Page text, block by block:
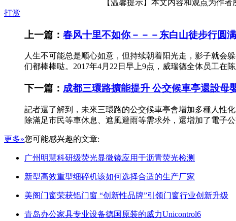
【温馨提示】本文内容和观点为作
打赏
上一篇： 春风十里不如你－－－东白山徒步行圆
人生不可能总是顺心如意，但持续朝着阳光走，影子就会
们都棒棒哒。2017年4月22日早上9点，威瑞德全体员工在
下一篇： 成都三環路擴能提升 公交候車亭還設母
記者還了解到，未來三環路的公交候車亭會增加多種人性
除滿足市民等車休息、遮風避雨等需求外，還增加了電子
更多»您可能感兴趣的文章:
广州明慧科研级荧光显微镜应用于沥青荧光检测
新型高效重型细碎机该如何选择合适的生产厂家
美阁门窗荣获铝门窗 “创新性品牌”引领门窗行业创新升级
青岛办公家具专业设备德国原装的威力Unicontrol6